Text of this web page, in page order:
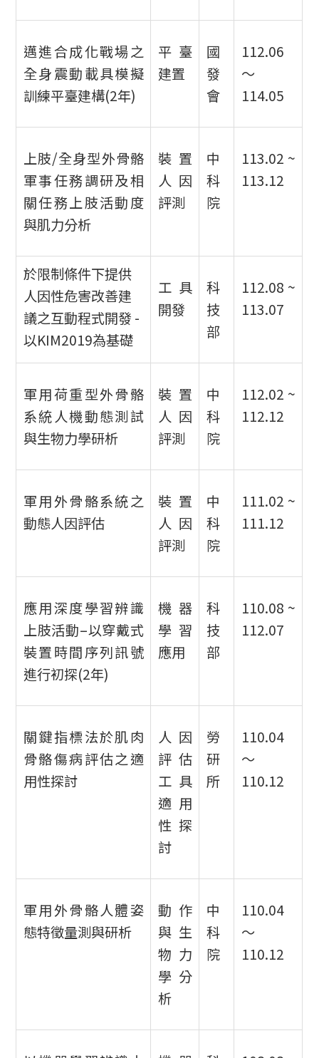
邁進合成化戰場之
全身震動載具模擬
訓練平臺建構(2年)
平臺
建置
國
發
會
112.06
～
114.05
上肢/全身型外骨骼
軍事任務調研及相
關任務上肢活動度
與肌力分析
裝置
人因
評測
中
科
院
113.02 ~
113.12
於限制條件下提供
人因性危害改善建
議之互動程式開發 -
以KIM2019為基礎
工具
開發
科
技
部
112.08 ~
113.07
軍用荷重型外骨骼
系統人機動態測試
與生物力學研析
裝置
人因
評測
中
科
院
112.02 ~
112.12
軍用外骨骼系統之
動態人因評估
裝置
人因
評測
中
科
院
111.02 ~
111.12
應用深度學習辨識
上肢活動–以穿戴式
裝置時間序列訊號
進行初探(2年)
機器
學習
應用
科
技
部
110.08 ~
112.07
關鍵指標法於肌肉
骨骼傷病評估之適
用性探討
人因
評估
工具
適用
性探
討
勞
研
所
110.04
～
110.12
軍用外骨骼人體姿
態特徵量測與研析
動作
與生
物力
學分
析
中
科
院
110.04
～
110.12